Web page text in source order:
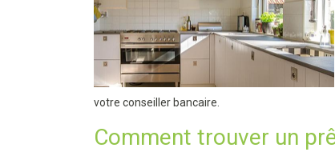
votre conseiller bancaire.
Comment trouver un